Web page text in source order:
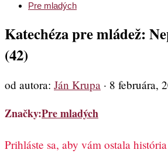
Pre mladých
Katechéza pre mládež:
(42)
od autora: Ján Krupa · 8 februára,
Značky:Pre mladých
Prihláste sa, aby vám ostala